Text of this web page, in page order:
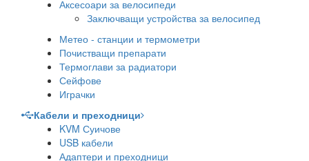
Аксесоари за велосипеди
Заключващи устройства за велосипед
Метео - станции и термометри
Почистващи препарати
Термоглави за радиатори
Сейфове
Играчки
Кабели и преходници
KVM Суичове
USB кабели
Адаптери и преходници